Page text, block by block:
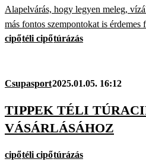
Alapelvárás, hogy legyen meleg,
más fontos szempontokat is érdemes
cipőtéli cipőtúrázás
Csupasport2025.01.05. 16:12
TIPPEK TÉLI
VÁSÁRLÁSÁHOZ
cipőtéli cipőtúrázás